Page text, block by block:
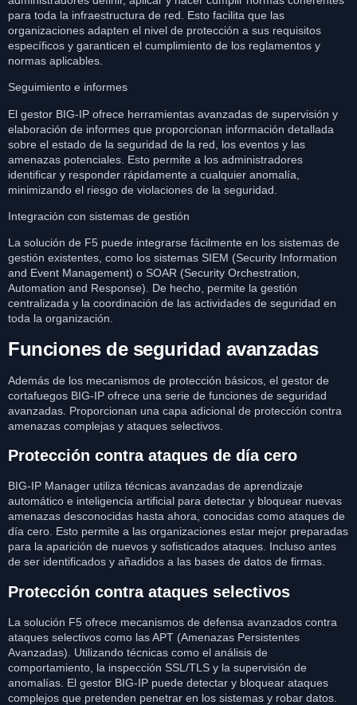
para toda la infraestructura de red. Esto facilita que las
organizaciones adapten el nivel de protección a sus requisitos
específicos y garanticen el cumplimiento de los reglamentos y
normas aplicables.
Seguimiento e informes
El gestor BIG-IP ofrece herramientas avanzadas de supervisión y
elaboración de informes que proporcionan información detallada
sobre el estado de la seguridad de la red, los eventos y las
amenazas potenciales. Esto permite a los administradores
identificar y responder rápidamente a cualquier anomalía,
minimizando el riesgo de violaciones de la seguridad.
Integración con sistemas de gestión
La solución de F5 puede integrarse fácilmente en los sistemas de
gestión existentes, como los sistemas SIEM (Security Information
and Event Management) o SOAR (Security Orchestration,
Automation and Response). De hecho, permite la gestión
centralizada y la coordinación de las actividades de seguridad en
toda la organización.
Funciones de seguridad avanzadas
Además de los mecanismos de protección básicos, el gestor de
cortafuegos BIG-IP ofrece una serie de funciones de seguridad
avanzadas. Proporcionan una capa adicional de protección contra
amenazas complejas y ataques selectivos.
Protección contra ataques de día cero
BIG-IP Manager utiliza técnicas avanzadas de aprendizaje
automático e inteligencia artificial para detectar y bloquear nuevas
amenazas desconocidas hasta ahora, conocidas como ataques de
día cero. Esto permite a las organizaciones estar mejor preparadas
para la aparición de nuevos y sofisticados ataques. Incluso antes
de ser identificados y añadidos a las bases de datos de firmas.
Protección contra ataques selectivos
La solución F5 ofrece mecanismos de defensa avanzados contra
ataques selectivos como las APT (Amenazas Persistentes
Avanzadas). Utilizando técnicas como el análisis de
comportamiento, la inspección SSL/TLS y la supervisión de
anomalías. El gestor BIG-IP puede detectar y bloquear ataques
complejos que pretenden penetrar en los sistemas y robar datos.